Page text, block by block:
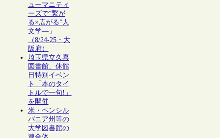
ューマニティ
ーズで“繋が
る×広がる”人
文学―」
（8/24-25・大
阪府）
埼玉県立久喜
図書館、休館
日特別イベン
ト「本のタイ
トルで一句!」
を開催
米・ペンシル
バニア州等の
大学図書館の